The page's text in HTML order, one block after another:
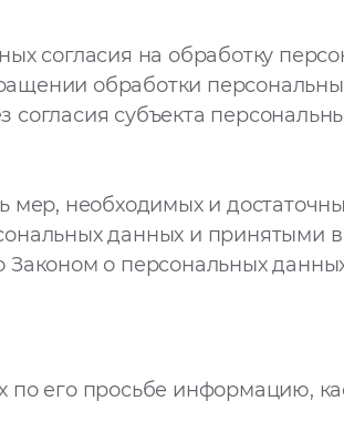
согласия на обработку
обработки
субъекта
мер, необходимых и
данных и принятыми
о персональных
по его просьбе информацию,